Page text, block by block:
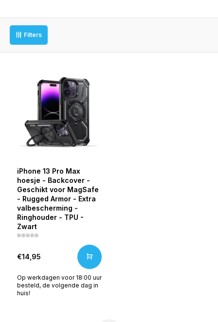
Filters
iPhone 13 Pro Max
hoesje - Backcover -
Geschikt voor MagSafe
- Rugged Armor - Extra
valbescherming -
Ringhouder - TPU -
Zwart
€14,95
Op werkdagen voor 18:00 uur
besteld, de volgende dag in
huis!